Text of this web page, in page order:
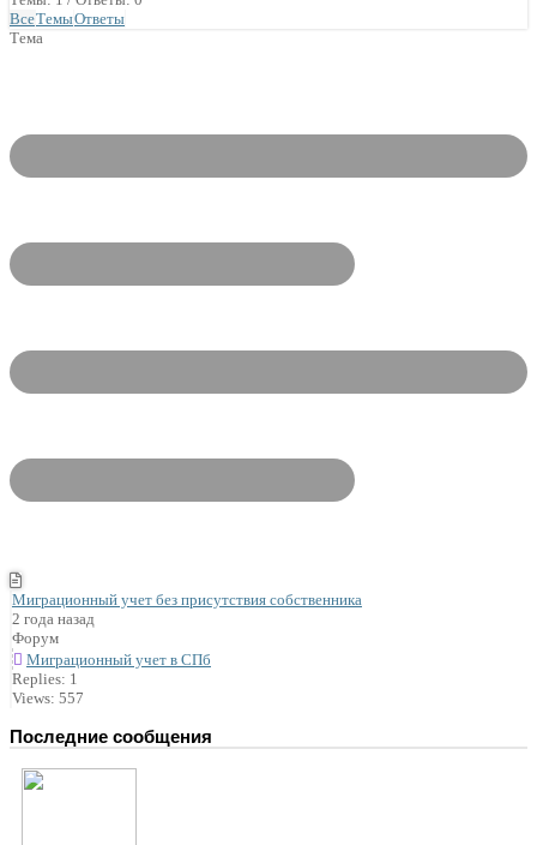
ВсеТемыОтветы
Тема
Миграционный учет без присутствия собственника
2 года назад
Форум
Миграционный учет в СПб
Replies: 1
Views: 557
Последние сообщения